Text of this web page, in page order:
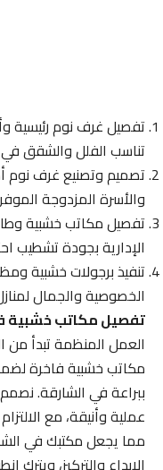
تفصيل غرف نوم رئيسية
تناسب الفلل والشقق في
تصميم وتصنيع غرف نوم
والأسرة المزدوجة
تفصيل مكاتب خشبية
الإدارية بجودة تشطيب
تنفيذ برجولات خشبية
الخصوصية والجمال لمنازل
تفصيل مكاتب خشبية في
العمل المنظمة تبدأ من
مكاتب خشبية فاخرة
ببراعة في الشارقة. نصمم
عملية وأنيقة، مع الالتزام
مما يجعل مكتبك في
الإبداع والتركيز، ويترك